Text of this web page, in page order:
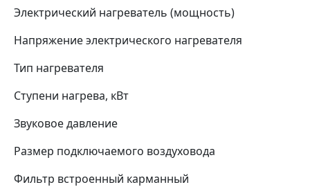
Электрический нагреватель (мощность)
Напряжение электрического нагревателя
Тип нагревателя
Ступени нагрева, кВт
Звуковое давление
Размер подключаемого воздуховода
Фильтр встроенный карманный